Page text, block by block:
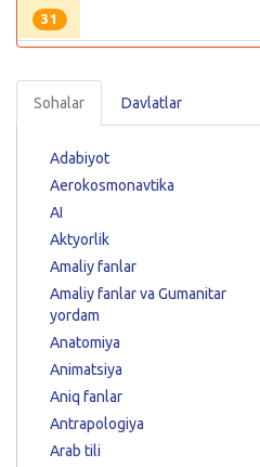
31
Sohalar Davlatlar
Adabiyot
Aerokosmonavtika
AI
Aktyorlik
Amaliy fanlar
Amaliy fanlar va Gumanitar
yordam
Anatomiya
Animatsiya
Aniq fanlar
Antrapologiya
Arab tili